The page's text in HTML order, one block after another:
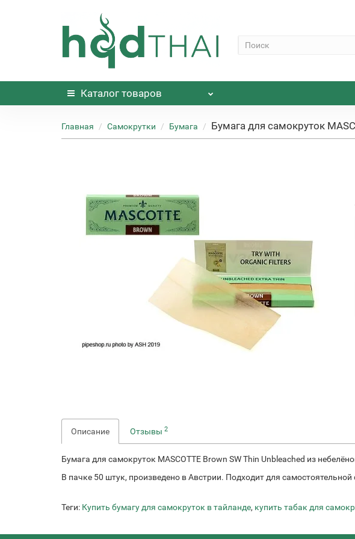
Каталог товаров
Главная Самокрутки Бумага Бумага для самокруток
Описание Отзывы 2
Бумага для самокруток MASCOTTE Brown SW Thin Unbleached из
В пачке 50 штук, произведено в Австрии. Подходит для
Теги: Купить бумагу для самокруток в тайланде, купить табак для